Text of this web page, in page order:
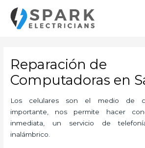
contenido
Reparación de
Computadoras en
Los celulares son el medio de
importante, nos permite hacer
inmediata, un servicio de
inalámbrico.